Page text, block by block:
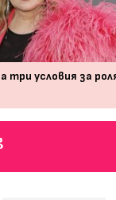
три условия за